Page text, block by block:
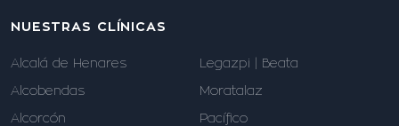
NUESTRAS CLÍNICAS
Alcalá de Henares
Alcobendas
Alcorcón
Legazpi | Beata
Moratalaz
Pacífico